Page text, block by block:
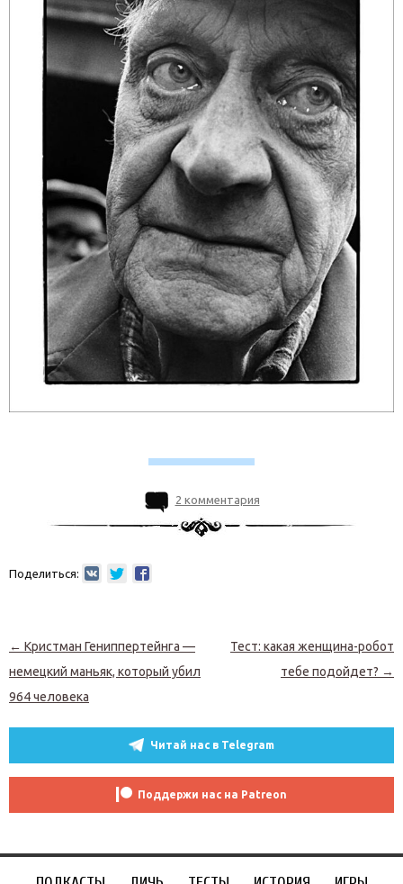
2 комментария
Поделиться:
Навигация по записям
← Кристман Гениппертейнга —
немецкий маньяк, который убил
964 человека
Тест: какая женщина-робот
тебе подойдет? →
Читай нас в Telegram
Поддержи нас на Patreon